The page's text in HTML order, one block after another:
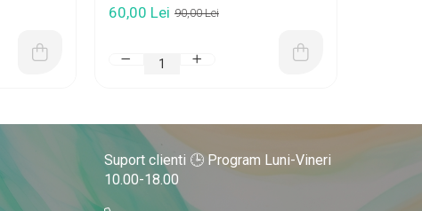
90,00 Lei
60,00 Lei
Suport clienti 🕒 Program Luni-Vineri
10.00-18.00